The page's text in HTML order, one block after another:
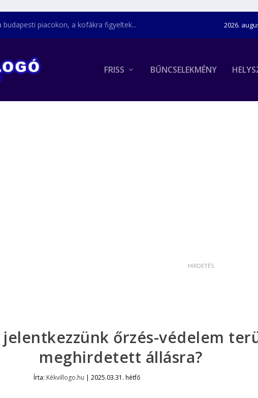
budapesti piacokon, a kofákra figyeltek... 2026.
FRISS BŰNCSELEKMÉNY
jelentkezzünk őrzés-védelem
meghirdetett állásra?
Írta: Kékvillogo.hu |2025.03.31. hétfő